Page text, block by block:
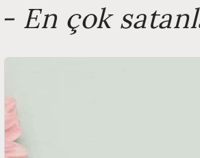
- En çok